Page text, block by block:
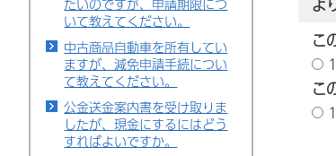
いて教えてください。
中古商品自動車を所有してい
ますが、減免申請手続につい
て教えてください。
公金送金案内書を受け取りま
したが、現金にするにはどう
すればよいですか。
よ
こ
こ